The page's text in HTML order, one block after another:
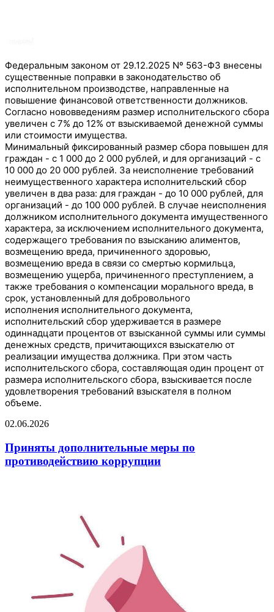
Федеральным законом от 29.12.2025 Nº 563-ФЗ внесены
существенные поправки в законодательство об
исполнительном производстве, направленные на
повышение финансовой ответственности должников.
Согласно нововведениям размер исполнительского сбора
увеличен с 7% до 12% от взыскиваемой денежной суммы
или стоимости имущества.
Минимальный фиксированный размер сбора повышен для
граждан - с 1 000 до 2 000 рублей, и для организаций - с
10 000 до 20 000 рублей. За неисполнение требований
неимущественного характера исполнительский сбор
увеличен в два раза: для граждан - до 10 000 рублей, для
организаций - до 100 000 рублей. В случае неисполнения
должником исполнительного документа имущественного
характера, за исключением исполнительного документа,
содержащего требования по взысканию алиментов,
возмещению вреда, причиненного здоровью,
возмещению вреда в связи со смертью кормильца,
возмещению ущерба, причиненного преступлением, а
также требования о компенсации морального вреда, в
срок, установленный для добровольного
исполнения исполнительного документа,
исполнительский сбор удерживается в размере
одиннадцати процентов от взысканной суммы или суммы
денежных средств, причитающихся взыскателю от
реализации имущества должника. При этом часть
исполнительского сбора, составляющая один процент от
размера исполнительского сбора, взыскивается после
удовлетворения требований взыскателя в полном
объеме.
02.06.2026
Приняты дополнительные меры по
противодействию коррупции